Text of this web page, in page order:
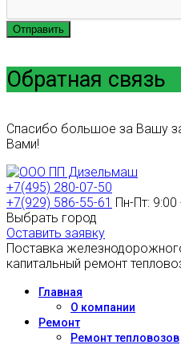
Отправить
Обратная связь
Спасибо большое за Вашу
Вами!
+7(495) 280-07-50
+7(929) 586-55-61 Пн-Пт: 9:00
Выбрать город
Оставить заявку
Поставка
капитальный ремонт
Главная
О компании
Ремонт
Ремонт тепловозов